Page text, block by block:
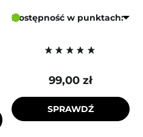
Dostępność w punktach:
99,00 zł
SPRAWDŹ